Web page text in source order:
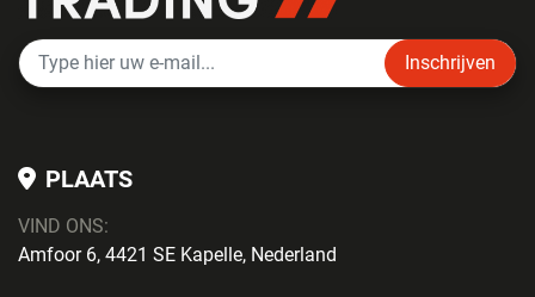
Inschrijven
PLAATS
VIND ONS:
Amfoor 6, 4421 SE Kapelle, Nederland